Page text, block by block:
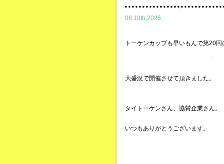
08.10th,2025
トーケンカップも早いもんで第20
大盛況で開催させて頂きました。
タイトーケンさん、協賛企業さん。
いつもありがとうございます。